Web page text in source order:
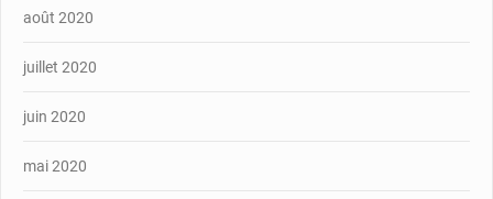
août 2020
juillet 2020
juin 2020
mai 2020